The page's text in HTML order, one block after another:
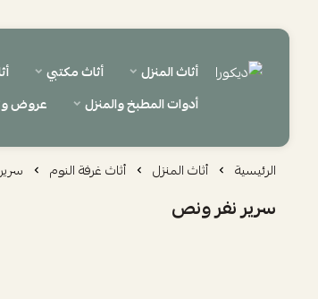
أثاث المنزل أثاث مكتبي
أدوات المطبخ والمنزل
عروض
الرئيسية أثاث المنزل أثاث غرفة النوم
سرير نفر ونص